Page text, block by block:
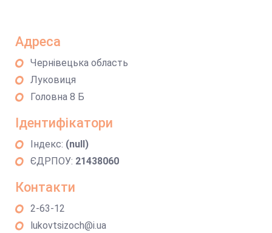
Адреса
Чернівецька область
Луковиця
Головна 8 Б
Ідентифікатори
Індекс: (null)
ЄДРПОУ: 21438060
Контакти
2-63-12
lukovtsizoch@i.ua